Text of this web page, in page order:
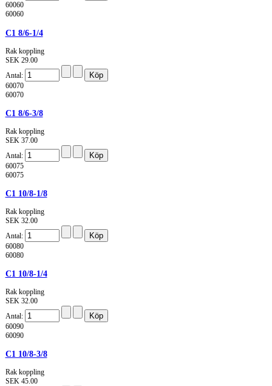
60060
60060
C1 8/6-1/4
Rak koppling
SEK 29.00
Antal:
60070
60070
C1 8/6-3/8
Rak koppling
SEK 37.00
Antal:
60075
60075
C1 10/8-1/8
Rak koppling
SEK 32.00
Antal:
60080
60080
C1 10/8-1/4
Rak koppling
SEK 32.00
Antal:
60090
60090
C1 10/8-3/8
Rak koppling
SEK 45.00